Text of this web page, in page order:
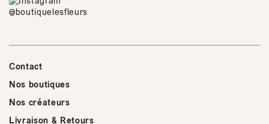
Contact
Nos boutiques
Nos créateurs
Livraison & Retours